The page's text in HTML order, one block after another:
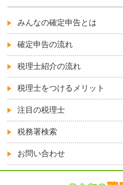
みんなの確定申告とは
確定申告の流れ
税理士紹介の流れ
税理士をつけるメリット
注目の税理士
税務署検索
お問い合わせ